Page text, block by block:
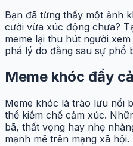
Bạn đã từng thấy một ảnh
cười vừa xúc động chưa?
meme lại thu hút người
phá lý do đằng sau sự phổ
Meme khóc đầy
Meme khóc là trào lưu nổi
thể kiềm chế cảm xúc.
bã, thất vọng hay nhẹ
mạnh mẽ trên mạng xã hội.